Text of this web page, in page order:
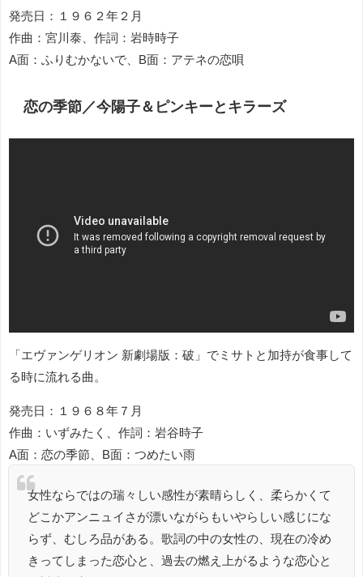
発売日：１９６２年２月
作曲：宮川泰、作詞：岩時時子
A面：ふりむかないで、B面：アテネの恋唄
恋の季節／今陽子＆ピンキーとキラーズ
「エヴァンゲリオン 新劇場版：破」でミサトと加持が食事して
る時に流れる曲。
発売日：１９６８年７月
作曲：いずみたく、作詞：岩谷時子
A面：恋の季節、B面：つめたい雨
女性ならではの瑞々しい感性が素晴らしく、柔らかくて
どこかアンニュイさが漂いながらもいやらしい感じにな
らず、むしろ品がある。歌詞の中の女性の、現在の冷め
きってしまった恋心と、過去の燃え上がるような恋心と